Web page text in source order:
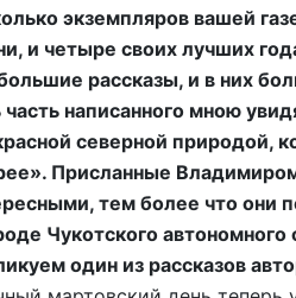
экземпляров вашей
и четыре своих лучших
рассказы, и в них
часть написанного мною
северной природой,
Присланные
тем более что они
Чукотского автономного
один из рассказов